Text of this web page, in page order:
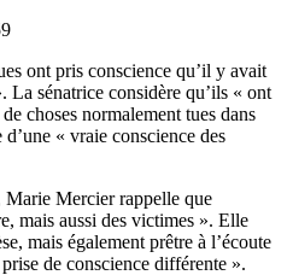
ont pris conscience qu’il y avait
La sénatrice considère qu’ils « ont
choses normalement tues dans
« vraie conscience des
Marie Mercier rappelle que
mais aussi des victimes ». Elle
mais également prêtre à l’écoute
de conscience différente ».